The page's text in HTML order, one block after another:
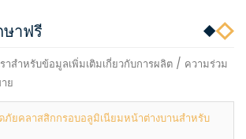
ษาฟรี
สำหรับข้อมูลเพิ่มเติมเกี่ยวกับการผลิต / ความร่วม
ย
ภัยคลาสสิกกรอบอลูมิเนียมหน้าต่างบานสำหรับ